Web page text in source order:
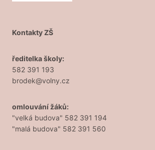
Kontakty ZŠ
ředitelka školy:
582 391 193
brodek@volny.cz
omlouvání žáků:
"velká budova" 582 391 194
"malá budova" 582 391 560